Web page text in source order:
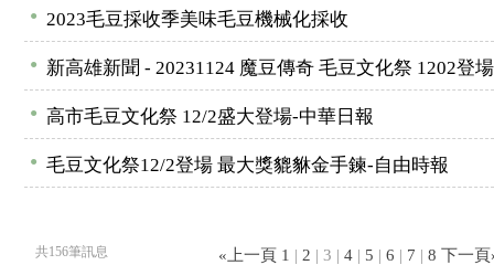
● 2023毛豆採收季美味毛豆機械化採收
● 新高雄新聞 - 20231124 魔豆傳奇 毛豆文化祭 1202登場
● 高市毛豆文化祭 12/2盛大登場-中華日報
● 毛豆文化祭12/2登場 最大獎貔貅金手鍊-自由時報
共156筆訊息 «上一頁 1 | 2 | 3 | 4 | 5 | 6 | 7 | 8 下一頁